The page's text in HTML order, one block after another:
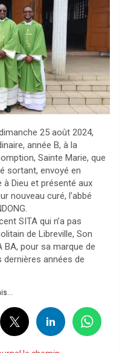
25 août 2024,
année B, à la
Sainte Marie, que
sortant, envoyé en
à Dieu et présenté aux
nouveau curé, l’abbé
SITA qui n’a pas
de Libreville, Son
BA, pour sa marque de
années de